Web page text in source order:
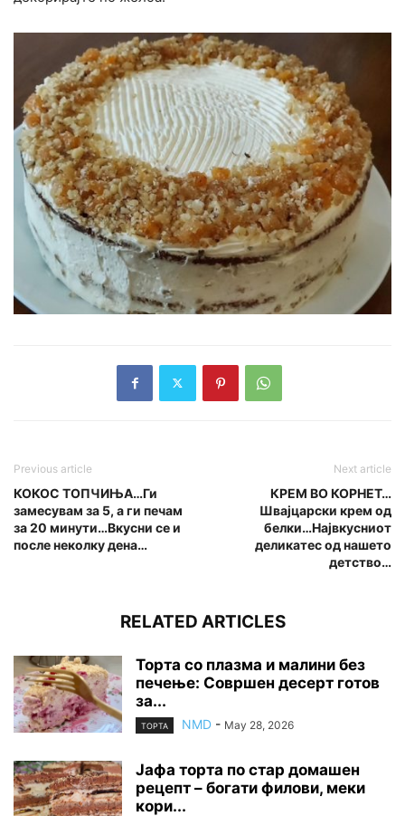
Previous article
КОКОС ТОПЧИЊА…Ги
замесувам за 5, а ги печам
за 20 минути…Вкусни се и
после неколку дена…
Next article
КРЕМ ВО КОРНЕТ…
Швајцарски крем од
белки…Највкусниот
деликатес од нашето
детство…
RELATED ARTICLES
Торта со плазма и малини без
печење: Совршен десерт готов
за...
ТОРТА NMD - May 28, 2026
Јафа торта по стар домашен
рецепт – богати филови, меки
кори...